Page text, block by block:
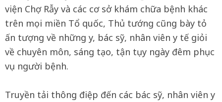
viện Chợ Rẫy và các cơ sở khám chữa bệnh khác
trên mọi miền Tổ quốc, Thủ tướng cũng bày tỏ
ấn tượng về những y, bác sỹ, nhân viên y tế giỏi
về chuyên môn, sáng tạo, tận tụy ngày đêm phục
vụ người bệnh.
Truyền tải thông điệp đến các bác sỹ, nhân viên y